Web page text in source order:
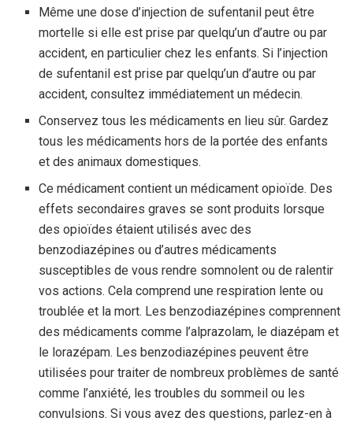
Même une dose d’injection de sufentanil peut être
mortelle si elle est prise par quelqu’un d’autre ou par
accident, en particulier chez les enfants. Si l’injection
de sufentanil est prise par quelqu’un d’autre ou par
accident, consultez immédiatement un médecin.
Conservez tous les médicaments en lieu sûr. Gardez
tous les médicaments hors de la portée des enfants
et des animaux domestiques.
Ce médicament contient un médicament opioïde. Des
effets secondaires graves se sont produits lorsque
des opioïdes étaient utilisés avec des
benzodiazépines ou d’autres médicaments
susceptibles de vous rendre somnolent ou de ralentir
vos actions. Cela comprend une respiration lente ou
troublée et la mort. Les benzodiazépines comprennent
des médicaments comme l’alprazolam, le diazépam et
le lorazépam. Les benzodiazépines peuvent être
utilisées pour traiter de nombreux problèmes de santé
comme l’anxiété, les troubles du sommeil ou les
convulsions. Si vous avez des questions, parlez-en à